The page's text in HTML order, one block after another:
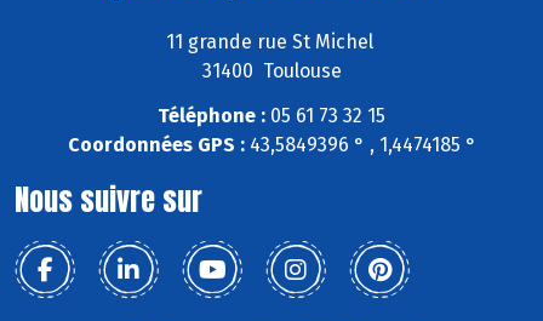
11 grande rue St Michel
31400 Toulouse
Téléphone : 05 61 73 32 15
Coordonnées GPS :43,5849396 ° , 1,4474185 °
Nous suivre sur